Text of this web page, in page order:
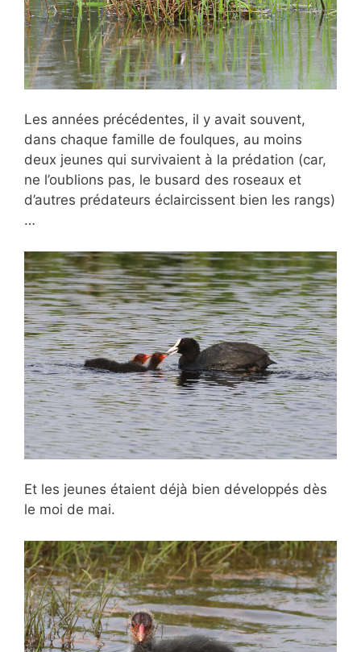
Les années précédentes, il y avait souvent,
dans chaque famille de foulques, au moins
deux jeunes qui survivaient à la prédation (car,
ne l’oublions pas, le busard des roseaux et
d’autres prédateurs éclaircissent bien les rangs)
…
Et les jeunes étaient déjà bien développés dès
le moi de mai.